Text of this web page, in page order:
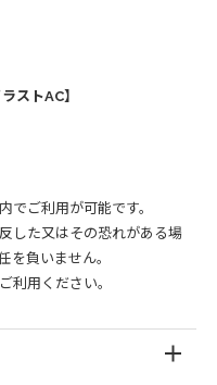
ストAC】
でご利用が可能です。
した又はその恐れがある場
を負いません。
利用ください。